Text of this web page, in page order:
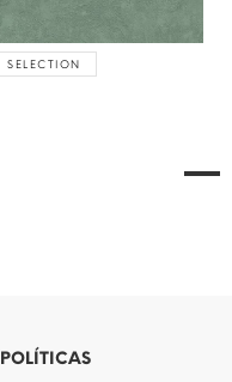
SELECTION
POLÍTICAS